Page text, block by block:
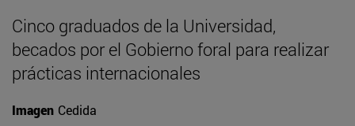
Cinco graduados de la Universidad,
becados por el Gobierno foral para realizar
prácticas internacionales
Imagen Cedida